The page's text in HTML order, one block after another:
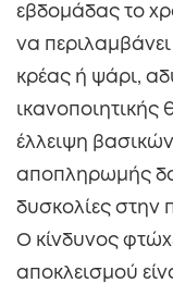
εβδομάδας το
να
κρέας ή ψάρι,
ικανοποιητικής
έλλειψη
αποπληρωμής
δυσκολίες
Ο κίνδυνος
αποκλεισμού